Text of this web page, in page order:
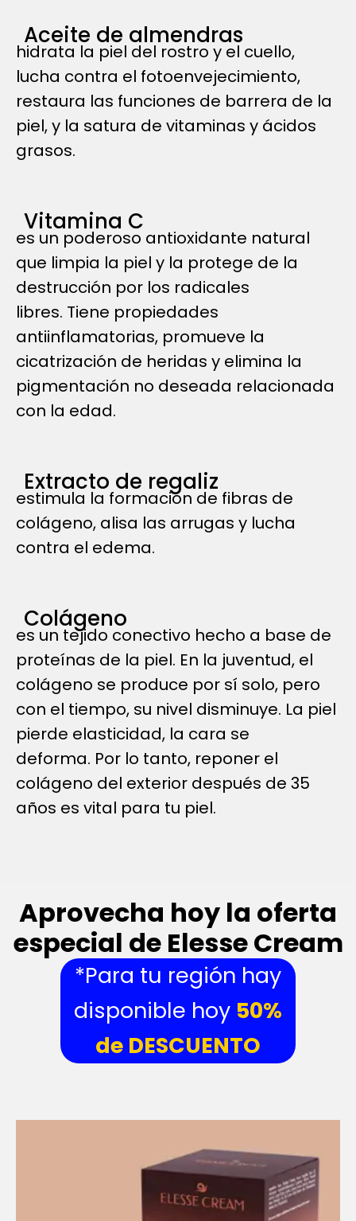
hidrata la piel del rostro y el cuello,
lucha contra el fotoenvejecimiento,
restaura las funciones de barrera de la
piel, y la satura de vitaminas y ácidos
grasos.
Aceite de almendras
es un poderoso antioxidante natural
que limpia la piel y la protege de la
destrucción por los radicales
libres. Tiene propiedades
antiinflamatorias, promueve la
cicatrización de heridas y elimina la
pigmentación no deseada relacionada
con la edad.
Vitamina C
estimula la formación de fibras de
colágeno, alisa las arrugas y lucha
contra el edema.
Extracto de regaliz
es un tejido conectivo hecho a base de
proteínas de la piel. En la juventud, el
colágeno se produce por sí solo, pero
con el tiempo, su nivel disminuye. La piel
pierde elasticidad, la cara se
deforma. Por lo tanto, reponer el
colágeno del exterior después de 35
años es vital para tu piel.
Colágeno
Aprovecha hoy la oferta
especial de Elesse Cream
*Para tu región hay
disponible hoy 50%
de DESCUENTO